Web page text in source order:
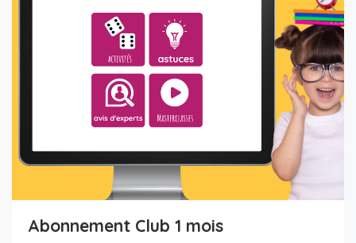
Abonnement Club 1 mois